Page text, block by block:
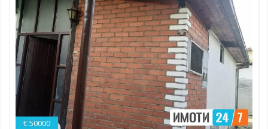
€ 50000